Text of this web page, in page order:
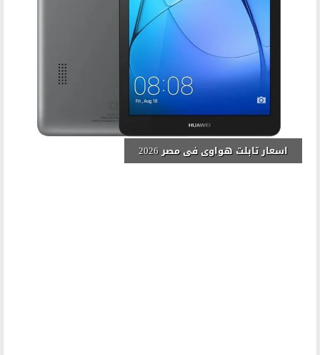
اسعار تابلت هواوى فى مصر 2026